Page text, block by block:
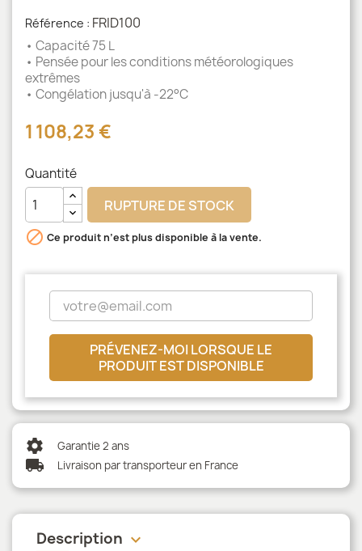
Référence : FRID100
• Capacité 75 L
• Pensée pour les conditions météorologiques
extrêmes
• Congélation jusqu'à -22°C
1 108,23 €
Quantité
RUPTURE DE STOCK
 Ce produit n’est plus disponible à la vente.
PRÉVENEZ-MOI LORSQUE LE
PRODUIT EST DISPONIBLE
settings Garantie 2 ans
local_shipping Livraison par transporteur en France
Description keyboard_arrow_down